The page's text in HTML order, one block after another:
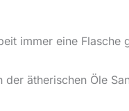
immer eine Flasche
ätherischen Öle